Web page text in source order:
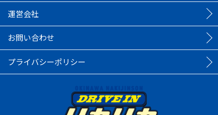
運営会社
お問い合わせ
プライバシーポリシー